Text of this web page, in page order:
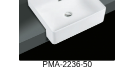
PMA-2236-50